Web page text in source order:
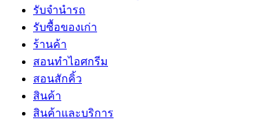
รับจำนำรถ
รับซื้อของเก่า
ร้านค้า
สอนทำไอศกรีม
สอนสักคิ้ว
สินค้า
สินค้าและบริการ